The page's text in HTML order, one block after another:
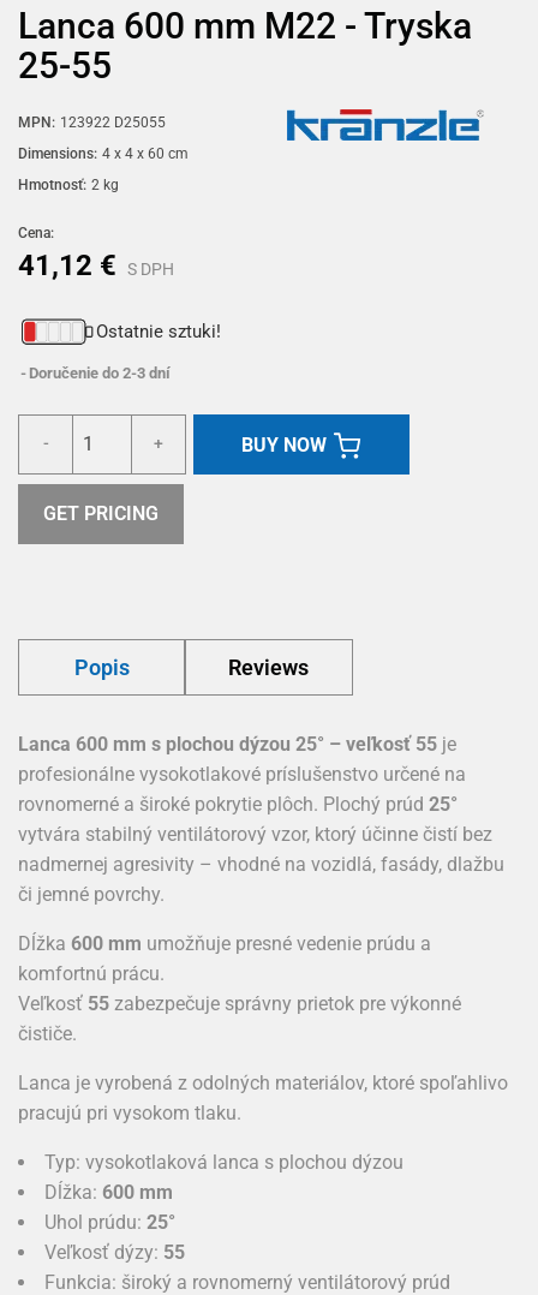
Lanca 600 mm M22 - Tryska
25-55
MPN: 123922 D25055
Dimensions: 4 x 4 x 60 cm
Hmotnosť: 2 kg
Cena:
41,12 € S DPH
Ostatnie sztuki!
Doručenie do 2-3 dní
- + BUY NOW
GET PRICING
Popis Reviews
Lanca 600 mm s plochou dýzou 25° – veľkosť 55 je
profesionálne vysokotlakové príslušenstvo určené na
rovnomerné a široké pokrytie plôch. Plochý prúd 25°
vytvára stabilný ventilátorový vzor, ktorý účinne čistí bez
nadmernej agresivity – vhodné na vozidlá, fasády, dlažbu
či jemné povrchy.
Dĺžka 600 mm umožňuje presné vedenie prúdu a
komfortnú prácu.
Veľkosť 55 zabezpečuje správny prietok pre výkonné
čističe.
Lanca je vyrobená z odolných materiálov, ktoré spoľahlivo
pracujú pri vysokom tlaku.
Typ: vysokotlaková lanca s plochou dýzou
Dĺžka: 600 mm
Uhol prúdu: 25°
Veľkosť dýzy: 55
Funkcia: široký a rovnomerný ventilátorový prúd